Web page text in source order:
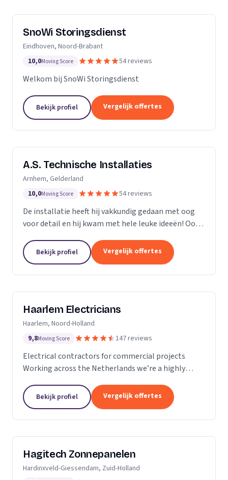
SnoWi Storingsdienst
Eindhoven, Noord-Brabant
10,0Moving Score 54 reviews
Welkom bij SnoWi Storingsdienst
Bekijk profiel Vergelijk offertes
A.S. Technische Installaties
Arnhem, Gelderland
10,0Moving Score 54 reviews
De installatie heeft hij vakkundig gedaan met oog
voor detail en hij kwam met hele leuke ideeën! Ook
levertijden en we konden erg snel met hem...
Bekijk profiel Vergelijk offertes
Haarlem Electricians
Haarlem, Noord-Holland
9,8Moving Score 147 reviews
Electrical contractors for commercial projects
Working across the Netherlands we’re a highly
installation, repair and maintenance of electrical
works in...
Bekijk profiel Vergelijk offertes
Hagitech Zonnepanelen
Hardinxveld-Giessendam, Zuid-Holland